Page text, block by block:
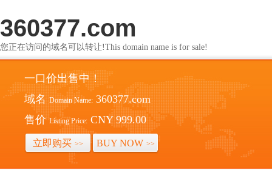
360377.com
您正在访问的域名可以转让!This domain name is for sale!
一口价出售中！
域名 Domain Name: 360377.com
售价 Listing Price: CNY 999.00
立即购买 >> BUY NOW >>